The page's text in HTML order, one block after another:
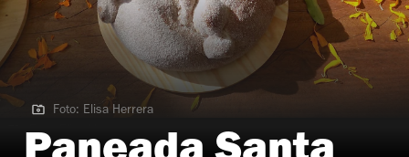
Foto: Elisa Herrera
Foto: Elisa Herrera